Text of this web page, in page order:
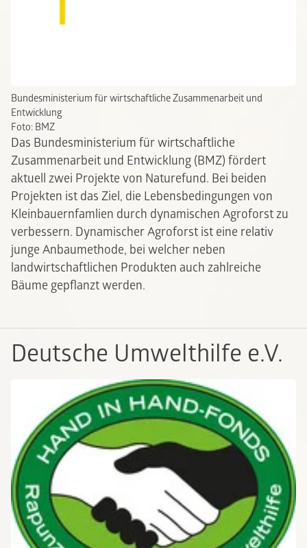
Bundesministerium für wirtschaftliche Zusammenarbeit und
Entwicklung
Foto: BMZ
Das Bundesministerium für wirtschaftliche
Zusammenarbeit und Entwicklung (BMZ) fördert
aktuell zwei Projekte von Naturefund. Bei beiden
Projekten ist das Ziel, die Lebensbedingungen von
Kleinbauernfamlien durch dynamischen Agroforst zu
verbessern. Dynamischer Agroforst ist eine relativ
junge Anbaumethode, bei welcher neben
landwirtschaftlichen Produkten auch zahlreiche
Bäume gepflanzt werden.
Deutsche Umwelthilfe e.V.